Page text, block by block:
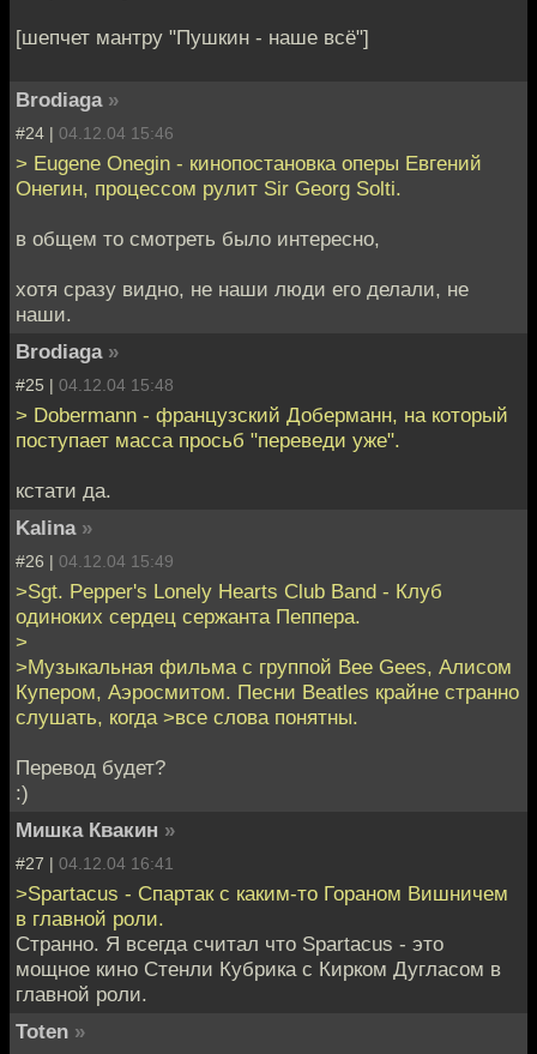
[шепчет мантру "Пушкин - наше всё"]
Brodiaga »
#24 | 04.12.04 15:46
> Eugene Onegin - кинопостановка оперы Евгений
Онегин, процессом рулит Sir Georg Solti.
в общем то смотреть было интересно,
хотя сразу видно, не наши люди его делали, не
наши.
Brodiaga »
#25 | 04.12.04 15:48
> Dobermann - французский Доберманн, на который
поступает масса просьб "переведи уже".
кстати да.
Kalina »
#26 | 04.12.04 15:49
>Sgt. Pepper's Lonely Hearts Club Band - Клуб
одиноких сердец сержанта Пеппера.
>
>Музыкальная фильма с группой Bee Gees, Алисом
Купером, Аэросмитом. Песни Beatles крайне странно
слушать, когда >все слова понятны.
Перевод будет?
:)
Мишка Квакин »
#27 | 04.12.04 16:41
>Spartacus - Спартак с каким-то Гораном Вишничем
в главной роли.
Странно. Я всегда считал что Spartacus - это
мощное кино Стенли Кубрика с Кирком Дугласом в
главной роли.
Toten »